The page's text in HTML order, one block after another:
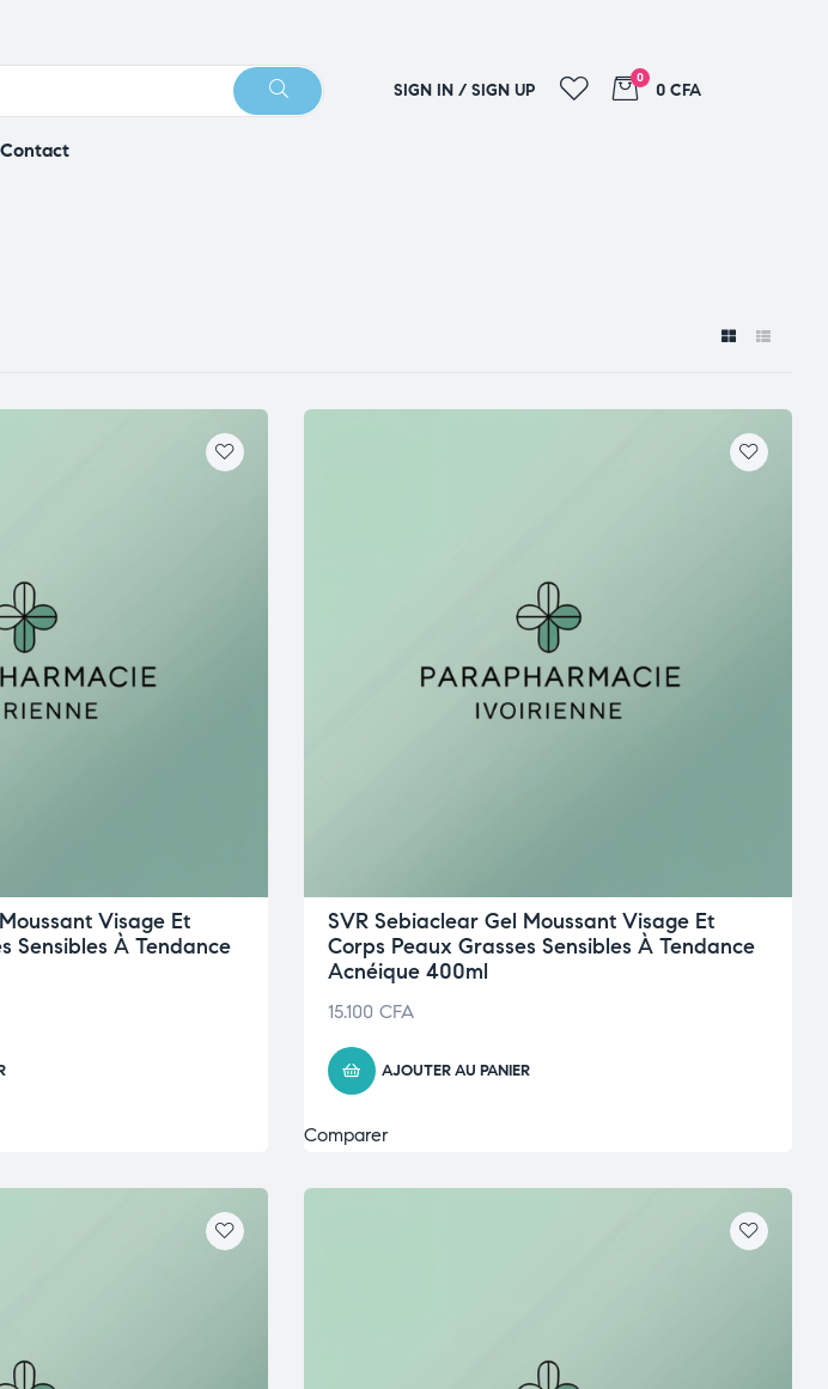
SIGN IN / SIGN UP
0
0 CFA
Contact
Visage Et
Sensibles À Tendance
SVR Sebiaclear Gel Moussant Visage Et
Corps Peaux Grasses Sensibles À Tendance
Acnéique 400ml
15.100 CFA
AJOUTER AU PANIER
Comparer